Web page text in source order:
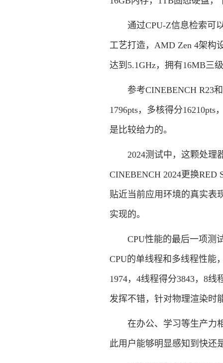
通过CPU-Z信息检索可以
工艺打造，AMD Zen 4架构
达到5.1GHz，拥有16MB三
参考CINEBENCH R23和
1796pts，多核得分
是比较给力的。
2024测试中，这颗处理器
CINEBENCH 2024更换
贴近当前应用环境的真实表
实现的。
CPU性能的最后一项测试
CPU的单线程和多线程性能
1974，4线程得分3843，8线
发挥不错，针对物理渲染时
在办公、学习等生产力相
此用户能够明显感知到快还